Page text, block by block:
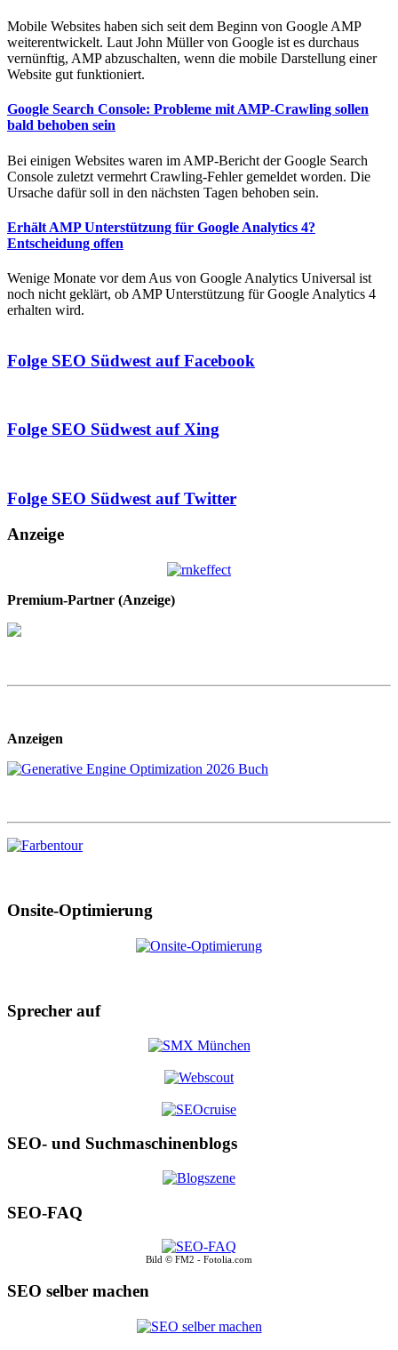
Mobile Websites haben sich seit dem Beginn von Google AMP
weiterentwickelt. Laut John Müller von Google ist es durchaus
vernünftig, AMP abzuschalten, wenn die mobile Darstellung einer
Website gut funktioniert.
Google Search Console: Probleme mit AMP-Crawling sollen
bald behoben sein
Bei einigen Websites waren im AMP-Bericht der Google Search
Console zuletzt vermehrt Crawling-Fehler gemeldet worden. Die
Ursache dafür soll in den nächsten Tagen behoben sein.
Erhält AMP Unterstützung für Google Analytics 4?
Entscheidung offen
Wenige Monate vor dem Aus von Google Analytics Universal ist
noch nicht geklärt, ob AMP Unterstützung für Google Analytics 4
erhalten wird.
Folge SEO Südwest auf Facebook
Folge SEO Südwest auf Xing
Folge SEO Südwest auf Twitter
Anzeige
Premium-Partner (Anzeige)
Anzeigen
Onsite-Optimierung
Sprecher auf
SEO- und Suchmaschinenblogs
SEO-FAQ
Bild © FM2 - Fotolia.com
SEO selber machen